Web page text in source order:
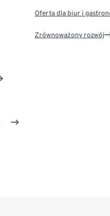
Oferta dla biur i
Zrównoważony rozwój